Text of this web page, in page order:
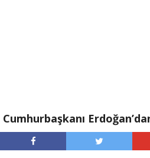
Cumhurbaşkanı